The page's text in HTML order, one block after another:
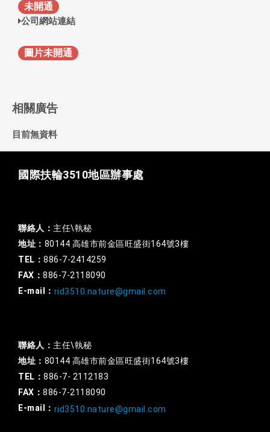
未開通
公司網站連結
圖片未開通
相關廣告
目前無資料
國際扶輪3510地區辦事處
聯絡人： 主任\執秘
地址： 80144 高雄市前金區旺盛街164號3樓
TEL： 886-7-2414259
FAX： 886-7-2118090
E-mail： rid3510.nature@gmail.com
聯絡人： 主任\執秘
地址： 80144 高雄市前金區旺盛街164號3樓
TEL： 886-7- 2112183
FAX： 886-7-2118090
E-mail： rid3510.nature@gmail.com